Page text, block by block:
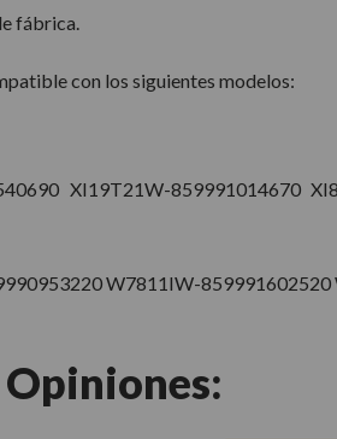
fábrica.
con los siguientes modelos:
XI19T21W-859991014670
W7811IW-
Opiniones: